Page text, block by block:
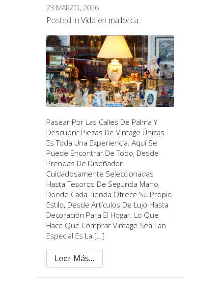
23 MARZO, 2026
Posted in Vida en mallorca
Pasear Por Las Calles De Palma Y
Descubrir Piezas De Vintage Únicas
Es Toda Una Experiencia. Aquí Se
Puede Encontrar De Todo, Desde
Prendas De Diseñador
Cuidadosamente Seleccionadas
Hasta Tesoros De Segunda Mano,
Donde Cada Tienda Ofrece Su Propio
Estilo, Desde Artículos De Lujo Hasta
Decoración Para El Hogar. Lo Que
Hace Que Comprar Vintage Sea Tan
Especial Es La […]
Leer Más…